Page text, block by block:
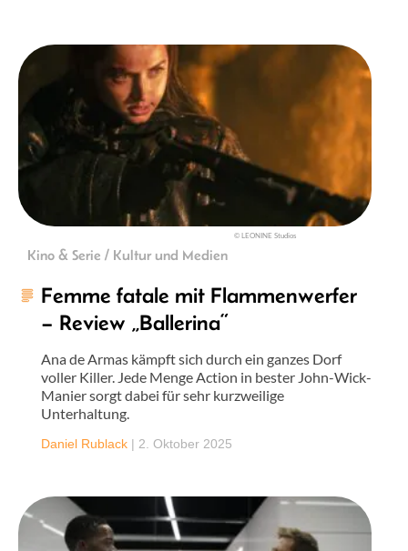
© LEONINE Studios
Kino & Serie / Kultur und Medien
Femme fatale mit Flammenwerfer
– Review „Ballerina“
Ana de Armas kämpft sich durch ein ganzes Dorf
voller Killer. Jede Menge Action in bester John-Wick-
Manier sorgt dabei für sehr kurzweilige
Unterhaltung.
Daniel Rublack | 2. Oktober 2025